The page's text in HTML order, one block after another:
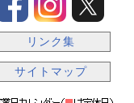
リンク集
サイトマップ